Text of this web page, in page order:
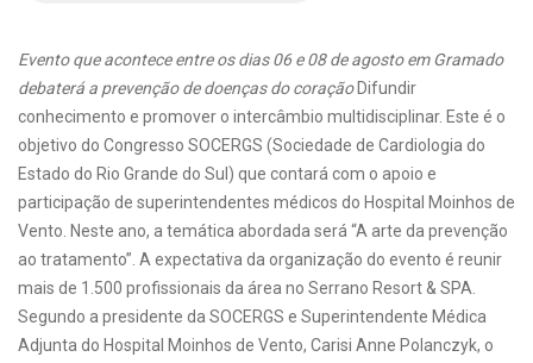
Evento que acontece entre os dias 06 e 08 de agosto em Gramado
debaterá a prevenção de doenças do coraçãoDifundir
conhecimento e promover o intercâmbio multidisciplinar. Este é o
objetivo do Congresso SOCERGS (Sociedade de Cardiologia do
Estado do Rio Grande do Sul) que contará com o apoio e
participação de superintendentes médicos do Hospital Moinhos de
Vento. Neste ano, a temática abordada será “A arte da prevenção
ao tratamento”. A expectativa da organização do evento é reunir
mais de 1.500 profissionais da área no Serrano Resort & SPA.
Segundo a presidente da SOCERGS e Superintendente Médica
Adjunta do Hospital Moinhos de Vento, Carisi Anne Polanczyk, o